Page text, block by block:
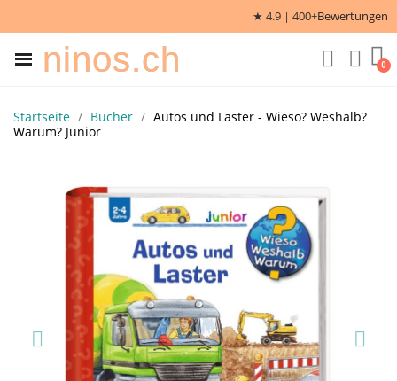
★ 4.9 | 400+Bewertungen
ninos.ch
Startseite Bücher
Autos und Laster - Wieso? Weshalb?
Warum? Junior